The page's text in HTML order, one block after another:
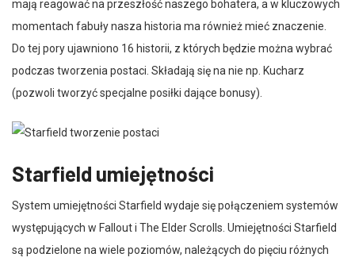
mają reagować na przeszłość naszego bohatera, a w kluczowych
momentach fabuły nasza historia ma również mieć znaczenie.
Do tej pory ujawniono 16 historii, z których będzie można wybrać
podczas tworzenia postaci. Składają się na nie np. Kucharz
(pozwoli tworzyć specjalne posiłki dające bonusy).
Starfield umiejętności
System umiejętności Starfield wydaje się połączeniem systemów
występujących w Fallout i The Elder Scrolls. Umiejętności Starfield
są podzielone na wiele poziomów, należących do pięciu różnych